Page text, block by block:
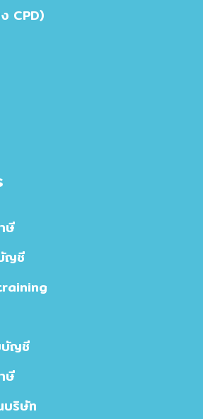
CPD)
ษี
ญชี
บัญชี
ษี
บริษัท